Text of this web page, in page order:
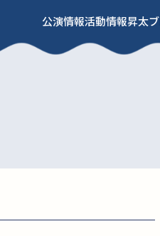
公演情報活動情報昇太